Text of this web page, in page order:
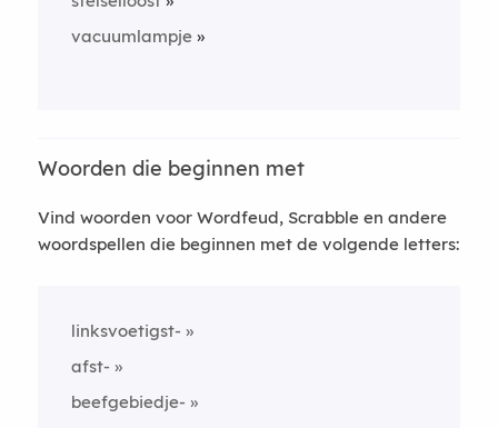
vacuumlampje
Woorden die beginnen met
Vind woorden voor Wordfeud, Scrabble en andere
woordspellen die beginnen met de volgende letters:
linksvoetigst-
afst-
beefgebiedje-